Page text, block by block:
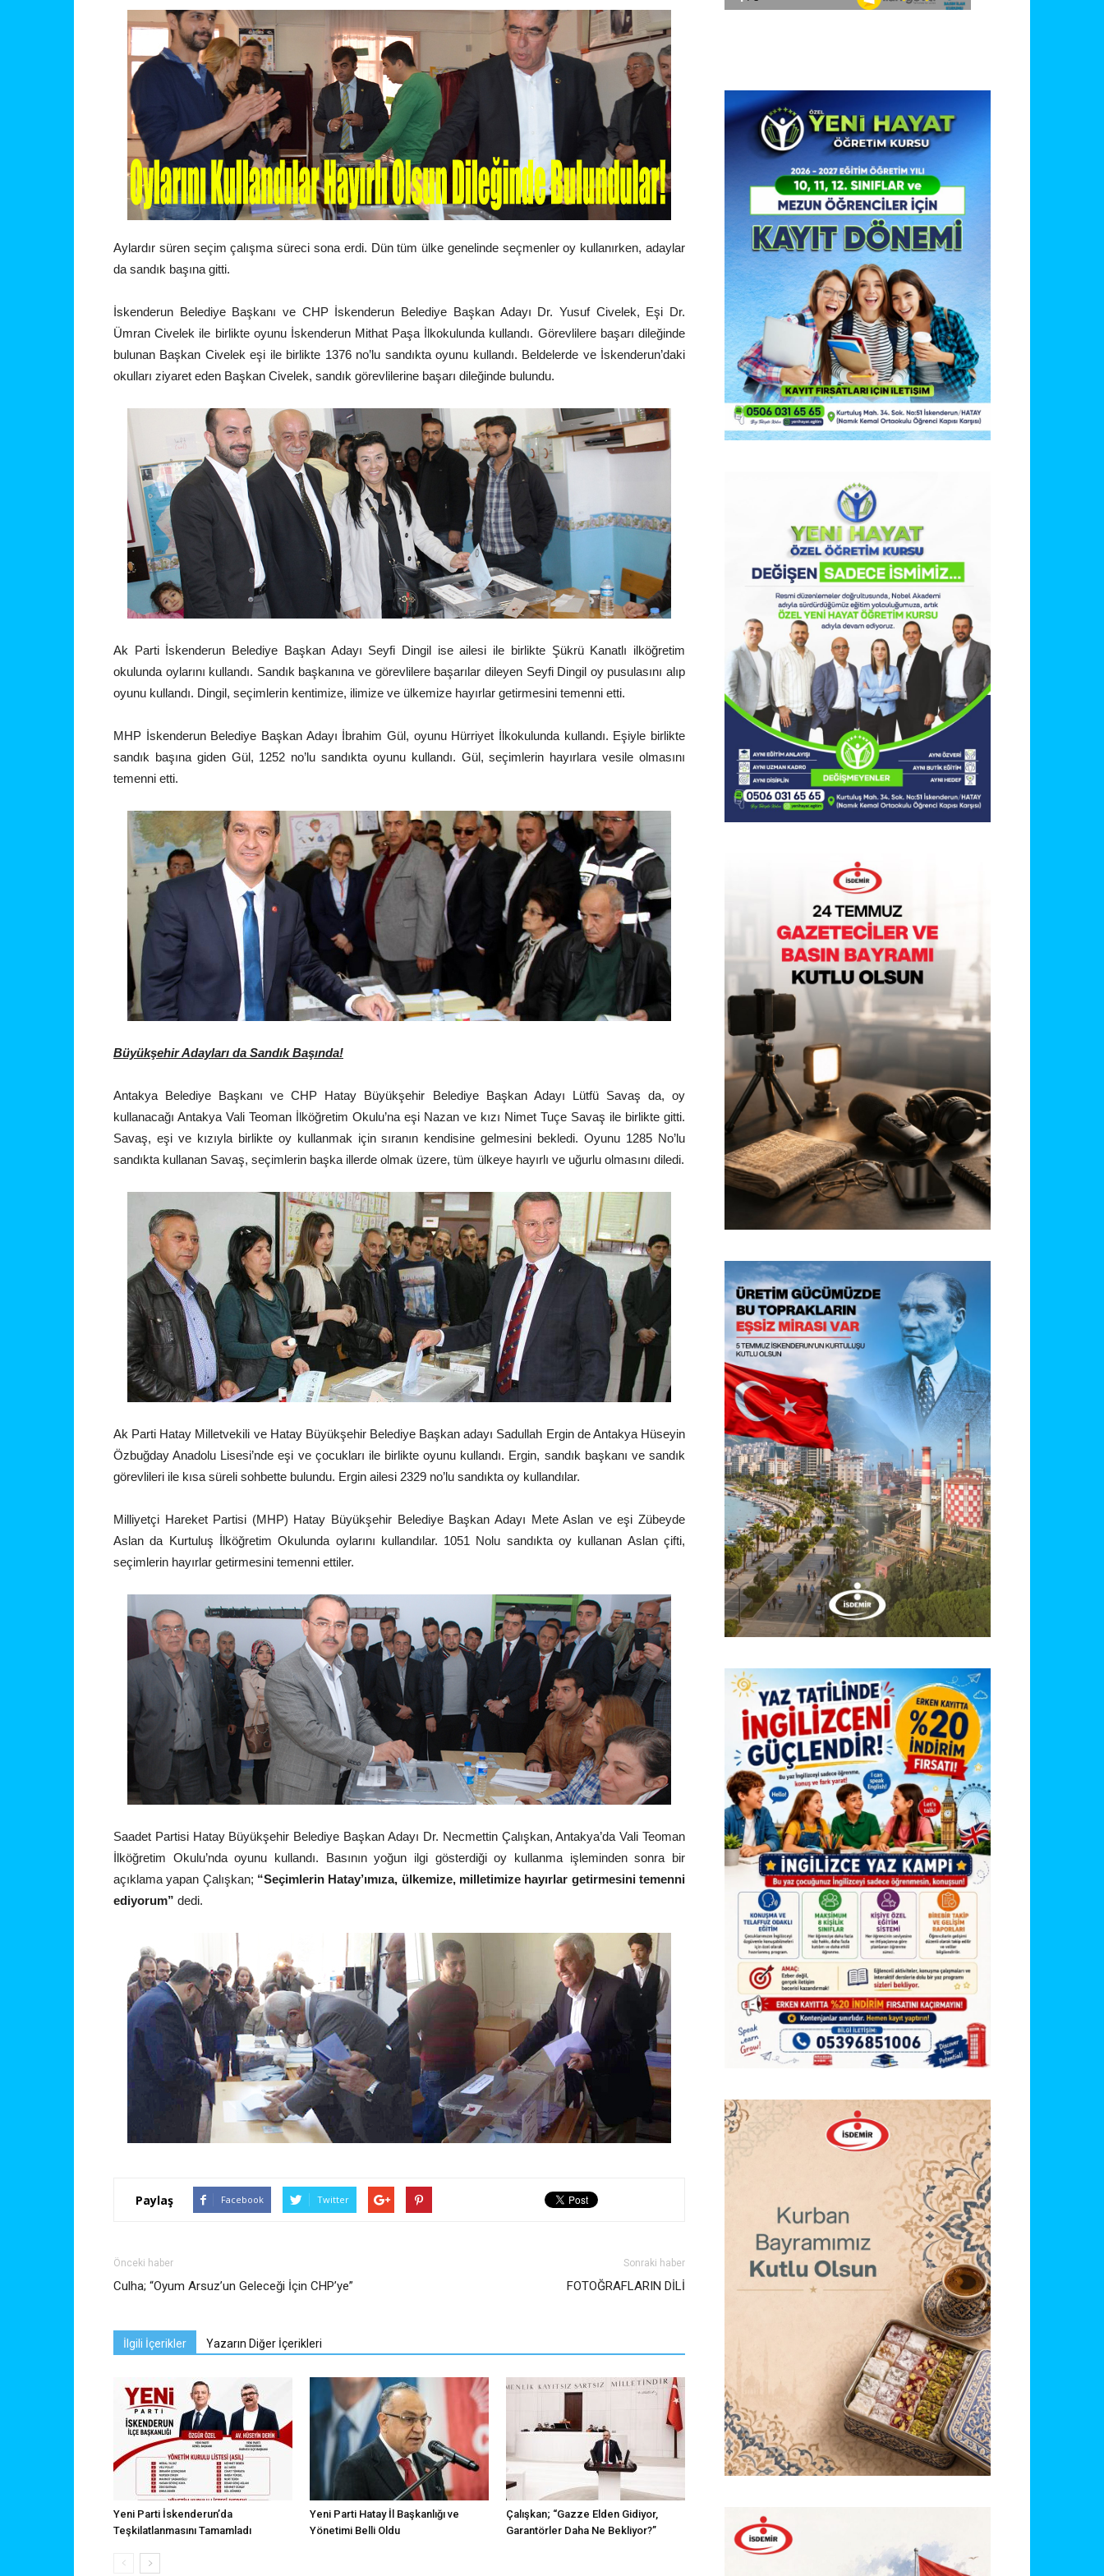
Aylardır süren seçim çalışma süreci sona erdi. Dün tüm ülke genelinde seçmenler oy kullanırken, adaylar
da sandık başına gitti.
İskenderun Belediye Başkanı ve CHP İskenderun Belediye Başkan Adayı Dr. Yusuf Civelek, Eşi Dr.
Ümran Civelek ile birlikte oyunu İskenderun Mithat Paşa İlkokulunda kullandı. Görevlilere başarı dileğinde
bulunan Başkan Civelek eşi ile birlikte 1376 no’lu sandıkta oyunu kullandı. Beldelerde ve İskenderun’daki
okulları ziyaret eden Başkan Civelek, sandık görevlilerine başarı dileğinde bulundu.
Ak Parti İskenderun Belediye Başkan Adayı Seyfi Dingil ise ailesi ile birlikte Şükrü Kanatlı ilköğretim
okulunda oylarını kullandı. Sandık başkanına ve görevlilere başarılar dileyen Seyfi Dingil oy pusulasını alıp
oyunu kullandı. Dingil, seçimlerin kentimize, ilimize ve ülkemize hayırlar getirmesini temenni etti.
MHP İskenderun Belediye Başkan Adayı İbrahim Gül, oyunu Hürriyet İlkokulunda kullandı. Eşiyle birlikte
sandık başına giden Gül, 1252 no’lu sandıkta oyunu kullandı. Gül, seçimlerin hayırlara vesile olmasını
temenni etti.
Büyükşehir Adayları da Sandık Başında!
Antakya Belediye Başkanı ve CHP Hatay Büyükşehir Belediye Başkan Adayı Lütfü Savaş da, oy
kullanacağı Antakya Vali Teoman İlköğretim Okulu’na eşi Nazan ve kızı Nimet Tuçe Savaş ile birlikte gitti.
Savaş, eşi ve kızıyla birlikte oy kullanmak için sıranın kendisine gelmesini bekledi. Oyunu 1285 No’lu
sandıkta kullanan Savaş, seçimlerin başka illerde olmak üzere, tüm ülkeye hayırlı ve uğurlu olmasını diledi.
Ak Parti Hatay Milletvekili ve Hatay Büyükşehir Belediye Başkan adayı Sadullah Ergin de Antakya Hüseyin
Özbuğday Anadolu Lisesi’nde eşi ve çocukları ile birlikte oyunu kullandı. Ergin, sandık başkanı ve sandık
görevlileri ile kısa süreli sohbette bulundu. Ergin ailesi 2329 no’lu sandıkta oy kullandılar.
Milliyetçi Hareket Partisi (MHP) Hatay Büyükşehir Belediye Başkan Adayı Mete Aslan ve eşi Zübeyde
Aslan da Kurtuluş İlköğretim Okulunda oylarını kullandılar. 1051 Nolu sandıkta oy kullanan Aslan çifti,
seçimlerin hayırlar getirmesini temenni ettiler.
Saadet Partisi Hatay Büyükşehir Belediye Başkan Adayı Dr. Necmettin Çalışkan, Antakya’da Vali Teoman
İlköğretim Okulu’nda oyunu kullandı. Basının yoğun ilgi gösterdiği oy kullanma işleminden sonra bir
açıklama yapan Çalışkan; “Seçimlerin Hatay’ımıza, ülkemize, milletimize hayırlar getirmesini temenni
ediyorum” dedi.
Paylaş Facebook Twitter
Önceki haber
Culha; “Oyum Arsuz’un Geleceği İçin CHP’ye”
Sonraki haber
FOTOĞRAFLARIN DİLİ
İlgili İçerikler Yazarın Diğer İçerikleri
Yeni Parti İskenderun’da
Teşkilatlanmasını Tamamladı
Yeni Parti Hatay İl Başkanlığı ve
Yönetimi Belli Oldu
Çalışkan; “Gazze Elden Gidiyor,
Garantörler Daha Ne Bekliyor?”